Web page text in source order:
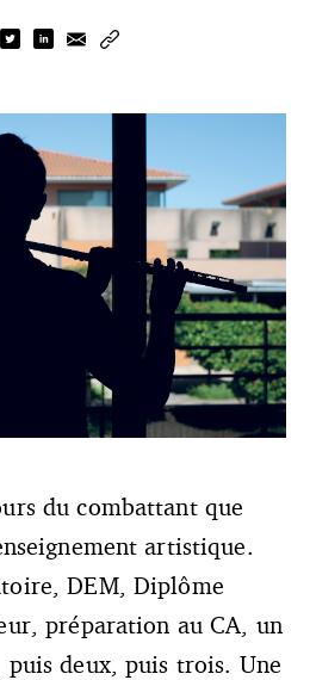
la formation est un droit. Pour
artistique, cela peut
chemin de croix. Crédit photo :
du Musicien
du combattant que
artistique.
DEM, Diplôme
préparation au CA, un
puis deux, puis trois. Une